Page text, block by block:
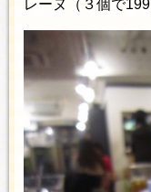
レーヌ（３個で